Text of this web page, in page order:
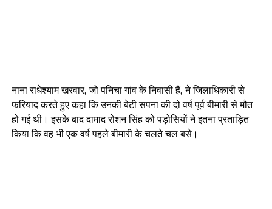
नाना राधेश्याम खरवार, जो पनिचा गांव के निवासी हैं, ने जिलाधिकारी से
फरियाद करते हुए कहा कि उनकी बेटी सपना की दो वर्ष पूर्व बीमारी से मौत
हो गई थी। इसके बाद दामाद रोशन सिंह को पड़ोसियों ने इतना प्रताड़ित
किया कि वह भी एक वर्ष पहले बीमारी के चलते चल बसे।